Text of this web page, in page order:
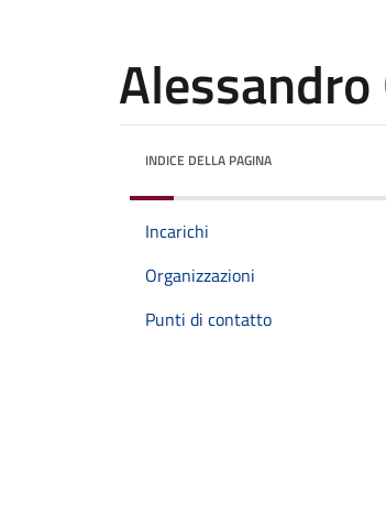
Alessandro
INDICE DELLA PAGINA
Incarichi
Organizzazioni
Punti di contatto